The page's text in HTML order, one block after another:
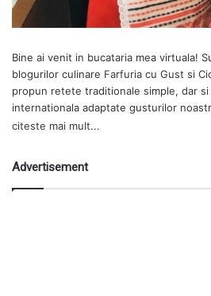
Bine ai venit in bucataria mea virtuala!
blogurilor culinare Farfuria cu Gust si
propun retete traditionale simple, dar
internationala adaptate gusturilor
citeste mai mult...
Advertisement